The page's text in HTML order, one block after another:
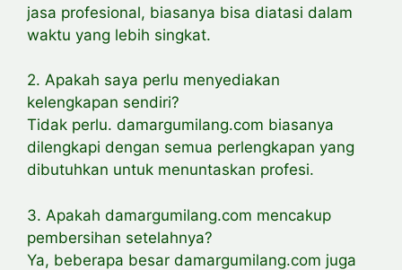
jasa profesional, biasanya bisa diatasi dalam
waktu yang lebih singkat.
2. Apakah saya perlu menyediakan
kelengkapan sendiri?
Tidak perlu. damargumilang.com biasanya
dilengkapi dengan semua perlengkapan yang
dibutuhkan untuk menuntaskan profesi.
3. Apakah damargumilang.com mencakup
pembersihan setelahnya?
Ya, beberapa besar damargumilang.com juga